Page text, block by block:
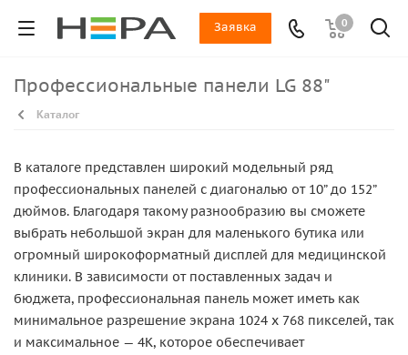
0
Заявка
Профессиональные панели LG 88"
Каталог
В каталоге представлен широкий модельный ряд
профессиональных панелей с диагональю от 10” до 152”
дюймов. Благодаря такому разнообразию вы сможете
выбрать небольшой экран для маленького бутика или
огромный широкоформатный дисплей для медицинской
клиники. В зависимости от поставленных задач и
бюджета, профессиональная панель может иметь как
минимальное разрешение экрана 1024 x 768 пикселей, так
и максимальное — 4K, которое обеспечивает